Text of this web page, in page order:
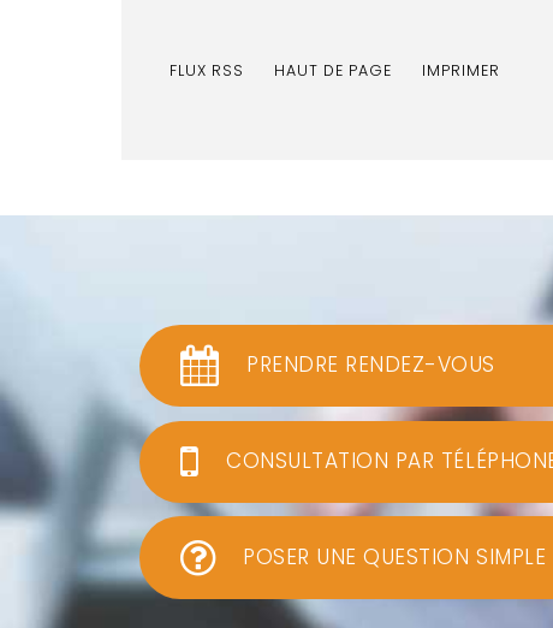
FLUX RSS HAUT DE PAGE IMPRIMER
PRENDRE RENDEZ-VOUS
CONSULTATION PAR
POSER UNE QUESTION SIMPLE